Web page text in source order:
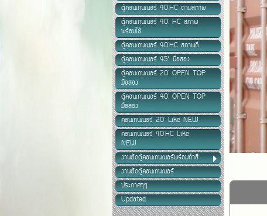
ตู้คอนเทนเนอร์ 40'HC ตามสภาพ
ตู้คอนเทนเนอร์ 40' HC สภาพ
พร้อมใช้
ตู้คอนเทนเนอร์ 40'HC สภาพดี
ตู้คอนเทนเนอร์ 45’ มือสอง
ตู้คอนเทนเนอร์ 20' OPEN TOP
มือสอง
ตู้คอนเทนเนอร์ 40' OPEN TOP
มือสอง
คอนเทนเนอร์ 20' Like NEW
คอนเทนเนอร์ 40'HC Like
NEW
งานตัดตู้คอนเทนเนอร์พร้อมทำสี
งานตัดตู้คอนเทนเนอร์
ประกาศๆๆ
Updated